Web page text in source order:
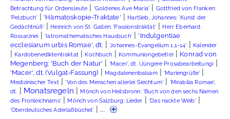
Betrachtung für Ordensleute | 'Goldenes Ave Maria' | Gottfried von Franken:
'Pelzbuch' |'Hämatoskopie-Traktate' | Hartlieb, Johannes: 'Kunst der
Gedächtnüß'| Heinrich von St. Gallen: 'Passionstraktat'| Herr Eberhard:
Rossarznei |'Iatromathematisches Hausbuch'|'Indulgentiae
ecclesiarum urbis Romae', dt. |'Johannes-Evangelium 1,1-14' | Kalender
| Kardobenediktentraktat| Kochbuch | Kommuniongebet(e)| Konrad von
Megenberg: 'Buch der Natur' | 'Macer', dt. (Jüngere Prosabearbeitung) |
'Macer', dt. (Vulgat-Fassung) | Magdalenenbalsam|'Mariengrüße' |
Medizinischer Text|'Von des Menschen allerlei Siechtum' | 'Mirabilia Romae',
dt. | Monatsregeln | Mönch von Heilsbronn: 'Buch von den sechs Namen
des Fronleichnams'| Mönch von Salzburg: Lieder |'Das nackte Weib'|
'Oberdeutsches Aderlaßbüchel' | ...